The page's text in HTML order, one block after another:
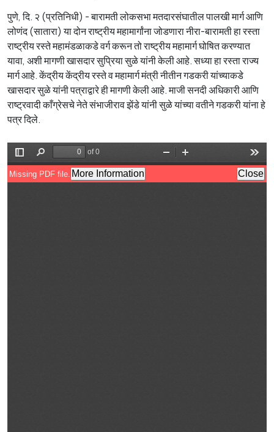
पुणे, दि. २ (प्रतिनिधी) - बारामती लोकसभा मतदारसंघातील पालखी मार्ग आणि
लोणंद (सातारा) या दोन राष्ट्रीय महामार्गांना जोडणारा नीरा-बारामती हा रस्ता
राष्ट्रीय रस्ते महामंडळाकडे वर्ग करून तो राष्ट्रीय महामार्ग घोषित करण्यात
यावा, अशी मागणी खासदार सुप्रिया सुळे यांनी केली आहे. सध्या हा रस्ता राज्य
मार्ग आहे. केंद्रीय केंद्रीय रस्ते व महामार्ग मंत्री नीतीन गडकरी यांच्याकडे
खासदार सुळे यांनी पत्राद्वारे ही मागणी केली आहे. माजी सनदी अधिकारी आणि
राष्ट्रवादी काँग्रेसचे नेते संभाजीराव झेंडे यांनी सुळे यांच्या वतीने गडकरी यांना हे
पत्र दिले.